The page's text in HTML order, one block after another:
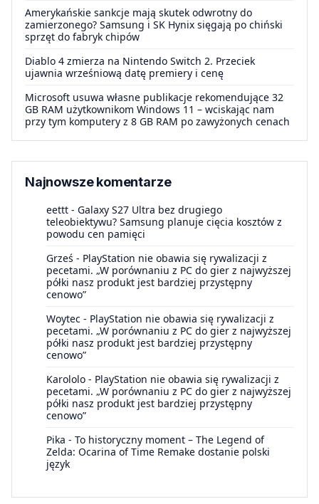
Amerykańskie sankcje mają skutek odwrotny do
zamierzonego? Samsung i SK Hynix sięgają po chiński
sprzęt do fabryk chipów
Diablo 4 zmierza na Nintendo Switch 2. Przeciek
ujawnia wrześniową datę premiery i cenę
Microsoft usuwa własne publikacje rekomendujące 32
GB RAM użytkownikom Windows 11 – wciskając nam
przy tym komputery z 8 GB RAM po zawyżonych cenach
Najnowsze komentarze
eettt - Galaxy S27 Ultra bez drugiego
teleobiektywu? Samsung planuje cięcia kosztów z
powodu cen pamięci
Grześ - PlayStation nie obawia się rywalizacji z
pecetami. „W porównaniu z PC do gier z najwyższej
półki nasz produkt jest bardziej przystępny
cenowo”
Woytec - PlayStation nie obawia się rywalizacji z
pecetami. „W porównaniu z PC do gier z najwyższej
półki nasz produkt jest bardziej przystępny
cenowo”
Karololo - PlayStation nie obawia się rywalizacji z
pecetami. „W porównaniu z PC do gier z najwyższej
półki nasz produkt jest bardziej przystępny
cenowo”
Pika - To historyczny moment – The Legend of
Zelda: Ocarina of Time Remake dostanie polski
język